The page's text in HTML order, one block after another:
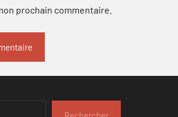
prochain commentaire.